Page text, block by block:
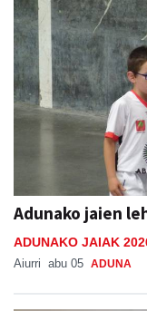
Adunako jaien
ADUNAKO JAIAK
Aiurri abu 05 ADUNA